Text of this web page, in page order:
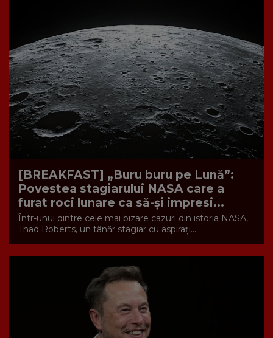
[BREAKFAST] „Buru buru pe Lună”:
Povestea stagiarului NASA care a
furat roci lunare ca să-și impresi...
Într-unul dintre cele mai bizare cazuri din istoria NASA,
Thad Roberts, un tânăr stagiar cu aspirați...